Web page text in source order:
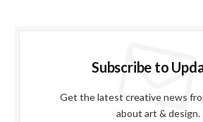
Subscribe to
Get the latest creative news
about art & design.